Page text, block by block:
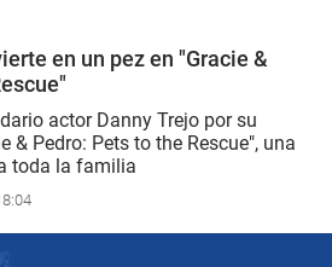
en un pez en "Gracie &
actor Danny Trejo por su
& Pedro: Pets to the Rescue", una
toda la familia